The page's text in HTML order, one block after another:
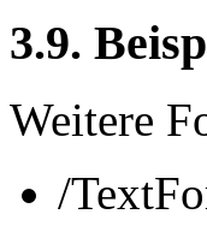
3.9.
Weitere
/